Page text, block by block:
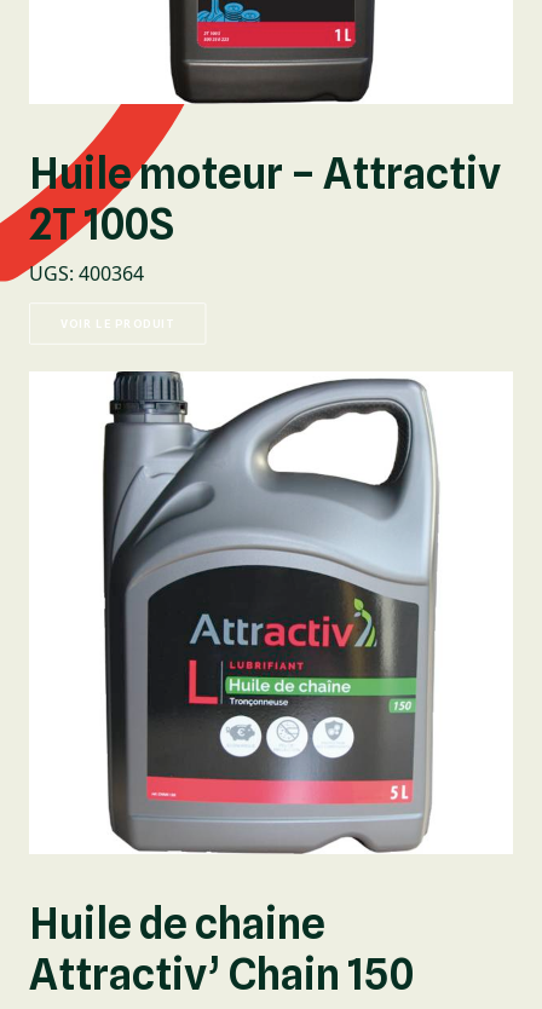
Huile moteur – Attractiv
2T 100S
UGS: 400364
VOIR LE PRODUIT
Huile de chaine
Attractiv’ Chain 150